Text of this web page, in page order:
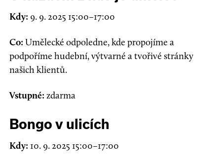
Kdy: 9. 9. 2025 15:00–17:00
Co: Umělecké odpoledne, kde propojíme a
podpoříme hudební, výtvarné a tvořivé stránky
našich klientů.
Vstupné: zdarma
Bongo v ulicích
Kdy: 10. 9. 2025 15:00–17:00